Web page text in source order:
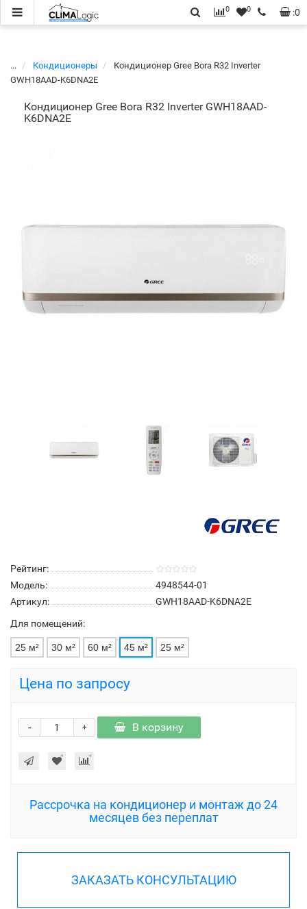
:0
0 0
... Кондиционеры
Кондиционер Gree Bora R32 Inverter
GWH18ААD-K6DNA2E
Кондиционер Gree Bora R32 Inverter GWH18ААD-
K6DNA2E
Рейтинг:
Модель:
4948544-01
Артикул:
GWH18ААD-K6DNA2E
Для помещений:
25 м² 30 м² 60 м² 45 м² 25 м²
Цена по запросу
+
- В корзину
Рассрочка на кондиционер и монтаж до 24
месяцев без переплат
ЗАКАЗАТЬ КОНСУЛЬТАЦИЮ